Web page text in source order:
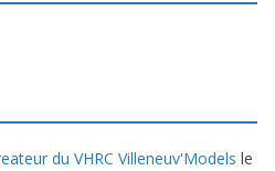
Villeneuv'Models le